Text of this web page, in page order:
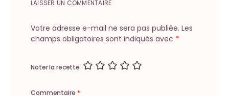
LAISSER UN COMMENTAIRE
Votre adresse e-mail ne sera pas publiée. Les
champs obligatoires sont indiqués avec *
Noter la recette
Commentaire *